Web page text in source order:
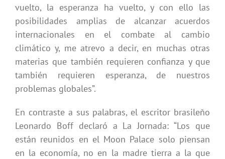
vuelto, la esperanza ha vuelto, y con ello las
posibilidades amplias de alcanzar acuerdos
internacionales en el combate al cambio
climático y, me atrevo a decir, en muchas otras
materias que también requieren confianza y que
también requieren esperanza, de nuestros
problemas globales”.
En contraste a sus palabras, el escritor brasileño
Leonardo Boff declaró a La Jornada: “Los que
están reunidos en el Moon Palace solo piensan
en la economía, no en la madre tierra a la que